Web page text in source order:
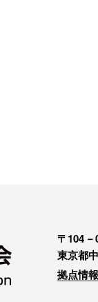
〒104－
東京都
拠点情